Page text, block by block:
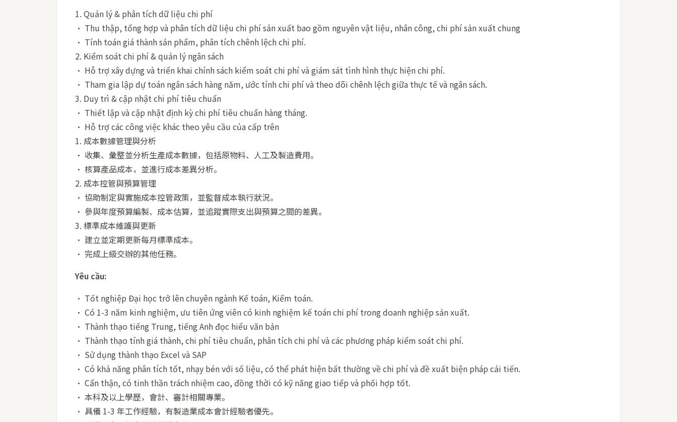
1. Quản lý & phân tích dữ liệu chi phí
• Thu thập, tổng hợp và phân tích dữ liệu chi phí sản xuất bao gồm nguyên vật liệu, nhân công, chi phí sản xuất chung
• Tính toán giá thành sản phẩm, phân tích chênh lệch chi phí.
2. Kiểm soát chi phí & quản lý ngân sách
• Hỗ trợ xây dựng và triển khai chính sách kiểm soát chi phí và giám sát tình hình thực hiện chi phí.
• Tham gia lập dự toán ngân sách hàng năm, ước tính chi phí và theo dõi chênh lệch giữa thực tế và ngân sách.
3. Duy trì & cập nhật chi phí tiêu chuẩn
• Thiết lập và cập nhật định kỳ chi phí tiêu chuẩn hàng tháng.
• Hỗ trợ các công việc khác theo yêu cầu của cấp trên
1. 成本數據管理與分析
• 收集、彙整並分析生產成本數據，包括原物料、人工及製造費用。
• 核算產品成本，並進行成本差異分析。
2. 成本控管與預算管理
• 協助制定與實施成本控管政策，並監督成本執行狀況。
• 參與年度預算編製、成本估算，並追蹤實際支出與預算之間的差異。
3. 標準成本維護與更新
• 建立並定期更新每月標準成本。
• 完成上級交辦的其他任務。
Yêu cầu:
• Tốt nghiệp Đại học trở lên chuyên ngành Kế toán, Kiểm toán.
• Có 1-3 năm kinh nghiệm, ưu tiên ứng viên có kinh nghiệm kế toán chi phí trong doanh nghiệp sản xuất.
• Thành thạo tiếng Trung, tiếng Anh đọc hiểu văn bản
• Thành thạo tính giá thành, chi phí tiêu chuẩn, phân tích chi phí và các phương pháp kiểm soát chi phí.
• Sử dụng thành thạo Excel và SAP
• Có khả năng phân tích tốt, nhạy bén với số liệu, có thể phát hiện bất thường về chi phí và đề xuất biện pháp cải tiến.
• Cẩn thận, có tinh thần trách nhiệm cao, đồng thời có kỹ năng giao tiếp và phối hợp tốt.
• 本科及以上學歷，會計、審計相關專業。
• 具備 1-3 年工作經驗，有製造業成本會計經驗者優先。